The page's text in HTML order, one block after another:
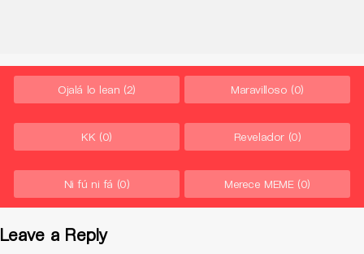
Ojalá lo lean (2) Maravilloso (0)
KK (0) Revelador (0)
Ni fú ni fá (0) Merece MEME (0)
Leave a Reply